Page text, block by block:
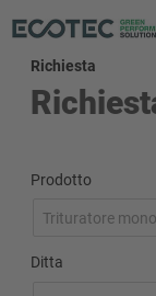
Richiesta
Prodotto
Trituratore
Ditta